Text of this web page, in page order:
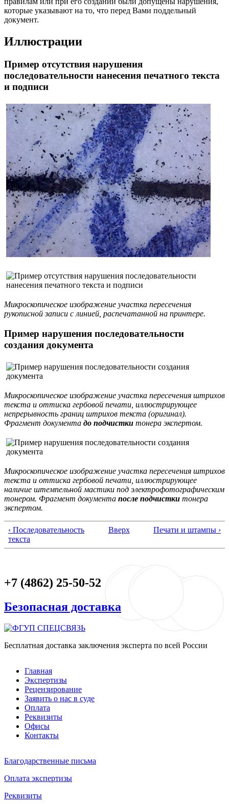
которые указывают на то, что перед Вами поддельный
документ.
Иллюстрации
Пример отсутствия нарушения
последовательности нанесения печатного текста
и подписи
Микроскопическое изображение участка пересечения
рукописной записи с линией, распечатанной на принтере.
Пример нарушения последовательности
создания документа
Микроскопическое изображение участка пересечения штрихов
текста и оттиска гербовой печати, иллюстрирующее
непрерывность границ штрихов текста (оригинал).
Фрагмент документа до подчистки тонера экспертом.
Микроскопическое изображение участка пересечения штрихов
текста и оттиска гербовой печати, иллюстрирующее
наличие штемпельной мастики под электрофотографическим
тонером. Фрагмент документа после подчистки тонера
экспертом.
‹ Последовательность
текста
Вверх Печати и штампы ›
+7 (4862) 25-50-52
Безопасная доставка
Бесплатная доставка заключения эксперта по всей России
Главное меню
Главная
Экспертизы
Рецензирование
Заявить о нас в суде
Оплата
Реквизиты
Офисы
Контакты
Благодарственные письма
Оплата экспертизы
Реквизиты